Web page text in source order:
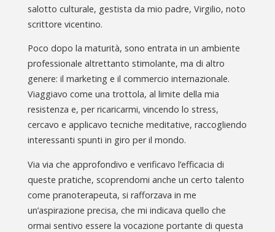
salotto culturale, gestista da mio padre, Virgilio, noto
scrittore vicentino.
Poco dopo la maturità, sono entrata in un ambiente
professionale altrettanto stimolante, ma di altro
genere: il marketing e il commercio internazionale.
Viaggiavo come una trottola, al limite della mia
resistenza e, per ricaricarmi, vincendo lo stress,
cercavo e applicavo tecniche meditative, raccogliendo
interessanti spunti in giro per il mondo.
Via via che approfondivo e verificavo l’efficacia di
queste pratiche, scoprendomi anche un certo talento
come pranoterapeuta, si rafforzava in me
un’aspirazione precisa, che mi indicava quello che
ormai sentivo essere la vocazione portante di questa